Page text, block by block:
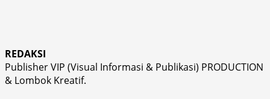
REDAKSI
Publisher VIP (Visual Informasi & Publikasi) PRODUCTION
& Lombok Kreatif.